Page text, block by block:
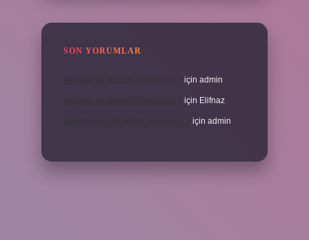
SON YORUMLAR
için admin
için Elifnaz
için admin